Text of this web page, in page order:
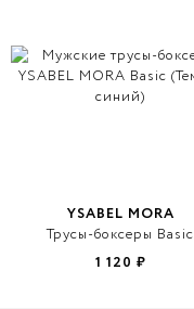
YSABEL MORA
Трусы-боксеры Basic
1 120 ₽